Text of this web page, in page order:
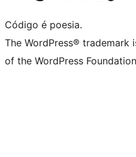
Código é poesia.
The WordPress®
of the WordPress